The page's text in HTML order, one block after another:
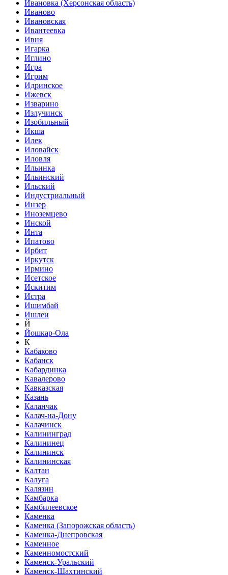
Ивановка (Херсонская область)
Иваново
Ивановская
Ивантеевка
Ивня
Игарка
Иглино
Игра
Игрим
Идринское
Ижевск
Изварино
Излучинск
Изобильный
Икша
Илек
Иловайск
Иловля
Ильинка
Ильинский
Ильский
Индустриальный
Инзер
Иноземцево
Инской
Инта
Ипатово
Ирбит
Иркутск
Ирмино
Исетское
Искитим
Истра
Ишимбай
Ишлеи
Й
Йошкар-Ола
К
Кабаково
Кабанск
Кабардинка
Кавалерово
Кавказская
Казань
Каланчак
Калач-на-Дону
Калачинск
Калининград
Калининец
Калининск
Калининская
Калтан
Калуга
Калязин
Камбарка
Камбилеевское
Каменка
Каменка (Запорожская область)
Каменка-Днепровская
Каменное
Каменномостский
Каменск-Уральский
Каменск-Шахтинский